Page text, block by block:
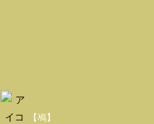
【鳰】